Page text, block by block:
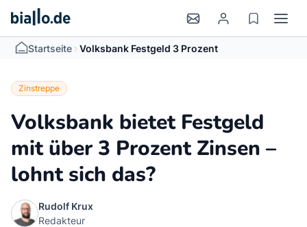
Startseite > Volksbank Festgeld 3 Prozent
Zinstreppe
Volksbank bietet Festgeld
mit über 3 Prozent Zinsen –
lohnt sich das?
Rudolf Krux
Redakteur